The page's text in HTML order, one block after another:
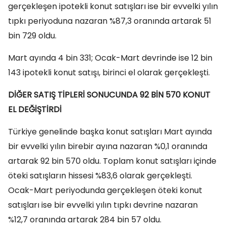
gerçekleşen ipotekli konut satışları ise bir evvelki yılın
tıpkı periyoduna nazaran %87,3 oranında artarak 51
bin 729 oldu.
Mart ayında 4 bin 331; Ocak-Mart devrinde ise 12 bin
143 ipotekli konut satışı, birinci el olarak gerçekleşti.
DİĞER SATIŞ TİPLERİ SONUCUNDA 92 BİN 570 KONUT
EL DEĞİŞTİRDİ
Türkiye genelinde başka konut satışları Mart ayında
bir evvelki yılın birebir ayına nazaran %0,1 oranında
artarak 92 bin 570 oldu. Toplam konut satışları içinde
öteki satışların hissesi %83,6 olarak gerçekleşti.
Ocak-Mart periyodunda gerçekleşen öteki konut
satışları ise bir evvelki yılın tıpkı devrine nazaran
%12,7 oranında artarak 284 bin 57 oldu.